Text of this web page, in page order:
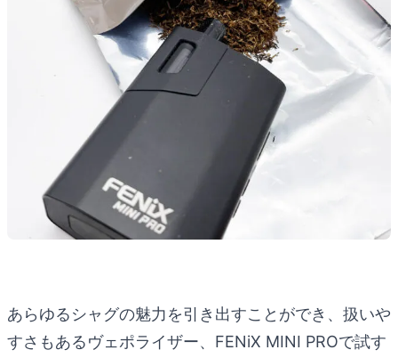
あらゆるシャグの魅力を引き出すことができ、扱いや
すさもあるヴェポライザー、FENiX MINI PROで試す